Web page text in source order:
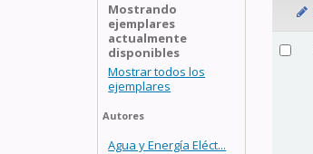
Mostrando
ejemplares
actualmente
disponibles
Mostrar todos los
ejemplares
Autores
Agua y Energía Eléct...